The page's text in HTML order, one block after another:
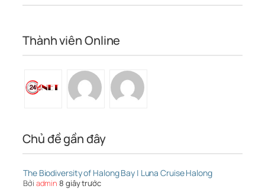
Thành viên Online
Chủ đề gần đây
The Biodiversity of Halong Bay | Luna Cruise Halong
Bởi admin 8 giây trước